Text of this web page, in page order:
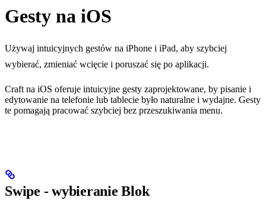
Gesty na iOS
Używaj intuicyjnych gestów na iPhone i iPad, aby szybciej
wybierać, zmieniać wcięcie i poruszać się po aplikacji.
Craft na iOS oferuje intuicyjne gesty zaprojektowane, by pisanie i
edytowanie na telefonie lub tablecie było naturalne i wydajne. Gesty
te pomagają pracować szybciej bez przeszukiwania menu.
Swipe - wybieranie Blok